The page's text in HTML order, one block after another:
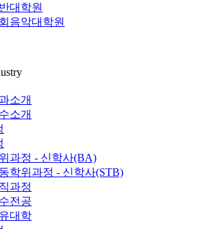
대학원
음악대학원
소개
소개
과정 - 신학사(BA)
학위과정 - 신학사(STB)
과정
전공
대학